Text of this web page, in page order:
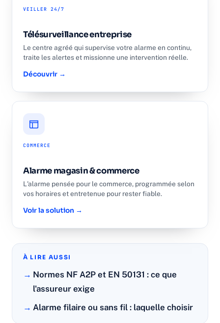
VEILLER 24/7
Télésurveillance entreprise
Le centre agréé qui supervise votre alarme en continu,
traite les alertes et missionne une intervention réelle.
Découvrir →
COMMERCE
Alarme magasin & commerce
L'alarme pensée pour le commerce, programmée selon
vos horaires et entretenue pour rester fiable.
Voir la solution →
À LIRE AUSSI
Normes NF A2P et EN 50131 : ce que
l'assureur exige
Alarme filaire ou sans fil : laquelle choisir